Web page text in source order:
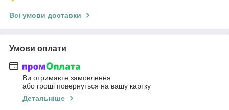
Всі умови доставки
Умови оплати
Ви отримаєте замовлення
або гроші повернуться на вашу картку
Детальніше